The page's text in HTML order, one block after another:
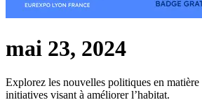
mai 23, 2024
Explorez les nouvelles politiques en matière
initiatives visant à améliorer l’habitat.